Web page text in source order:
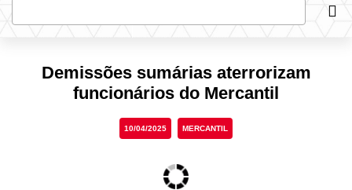
Demissões sumárias aterrorizam
funcionários do Mercantil
10/04/2025 MERCANTIL